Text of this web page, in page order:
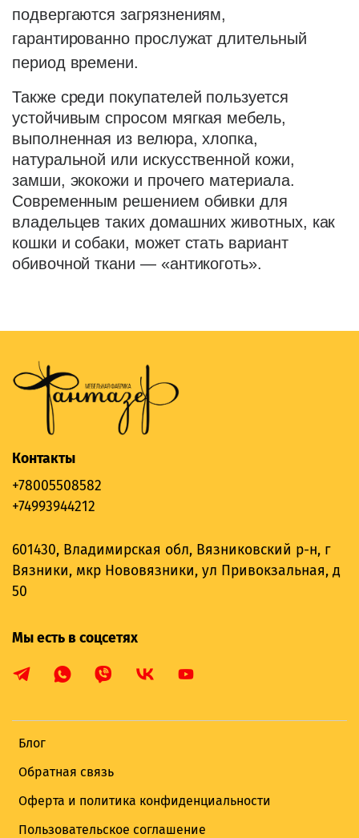
подвергаются загрязнениям,
гарантированно прослужат длительный
период времени.
Также среди покупателей пользуется
устойчивым спросом мягкая мебель,
выполненная из велюра, хлопка,
натуральной или искусственной кожи,
замши, экокожи и прочего материала.
Современным решением обивки для
владельцев таких домашних животных, как
кошки и собаки, может стать вариант
обивочной ткани — «антикоготь».
Блог
Обратная связь
Оферта и политика конфиденциальности
Пользовательское соглашение
Контакты
+78005508582
+74993944212
601430, Владимирская обл, Вязниковский р-н, г
Вязники, мкр Нововязники, ул Привокзальная, д
50
Мы есть в соцсетях